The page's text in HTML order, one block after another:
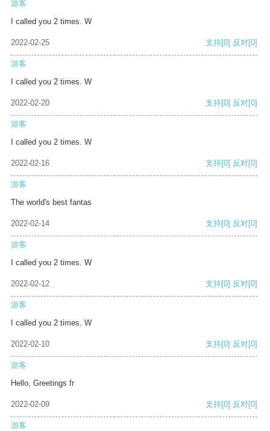
游客
I called you 2 times. W
2022-02-25 支持[0] 反对[0]
游客
I called you 2 times. W
2022-02-20 支持[0] 反对[0]
游客
I called you 2 times. W
2022-02-16 支持[0] 反对[0]
游客
The world's best fantas
2022-02-14 支持[0] 反对[0]
游客
I called you 2 times. W
2022-02-12 支持[0] 反对[0]
游客
I called you 2 times. W
2022-02-10 支持[0] 反对[0]
游客
Hello, Greetings fr
2022-02-09 支持[0] 反对[0]
游客